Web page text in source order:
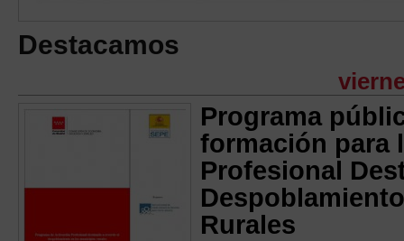
Destacamos
Programa
formación para
Profesional
Rurales